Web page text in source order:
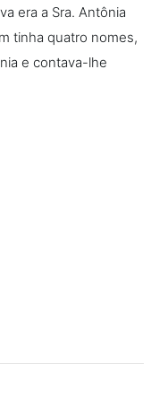
era a Sra. Antônia
tinha quatro nomes,
e contava-lhe